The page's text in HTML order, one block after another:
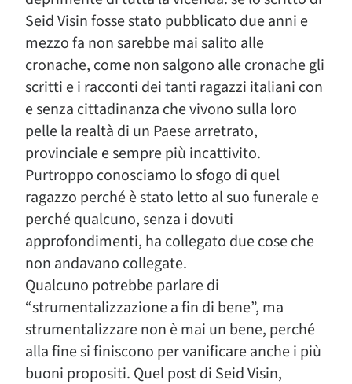
Seid Visin fosse stato pubblicato due anni e
mezzo fa non sarebbe mai salito alle
cronache, come non salgono alle cronache gli
scritti e i racconti dei tanti ragazzi italiani con
e senza cittadinanza che vivono sulla loro
pelle la realtà di un Paese arretrato,
provinciale e sempre più incattivito.
Purtroppo conosciamo lo sfogo di quel
ragazzo perché è stato letto al suo funerale e
perché qualcuno, senza i dovuti
approfondimenti, ha collegato due cose che
non andavano collegate.
Qualcuno potrebbe parlare di
“strumentalizzazione a fin di bene”, ma
strumentalizzare non è mai un bene, perché
alla fine si finiscono per vanificare anche i più
buoni propositi. Quel post di Seid Visin,